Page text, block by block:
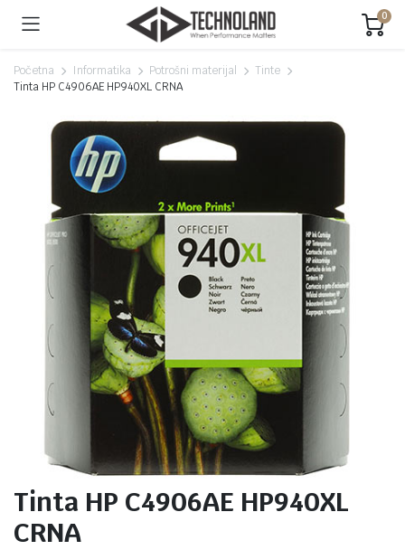
0
Početna Informatika Potrošni materijal
Tinte
Tinta HP C4906AE HP940XL CRNA
Tinta HP C4906AE HP940XL
CRNA